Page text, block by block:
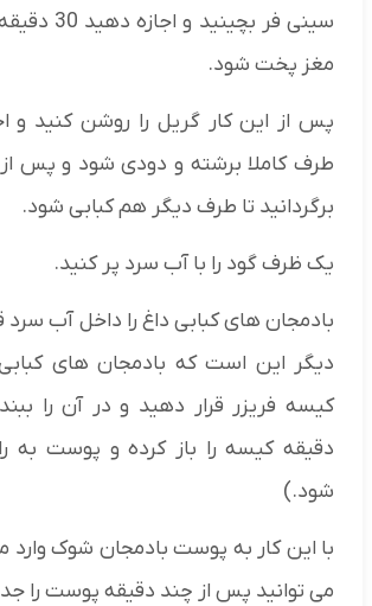
سینی فر
مغز پخت شود.
پس از این کار گریل را روشن کنید و
طرف کاملا برشته و دودی شود و پس از
برگردانید تا طرف دیگر هم کبابی شود.
یک ظرف گود را با آب سرد پر کنید.
بادمجان های کبابی داغ را داخل آب سرد
دیگر این است که بادمجان های
دقیقه کیسه را باز کرده و پوست به
شود.)
با این کار به پوست بادمجان شوک
می توانید پس از چند دقیقه پوست را